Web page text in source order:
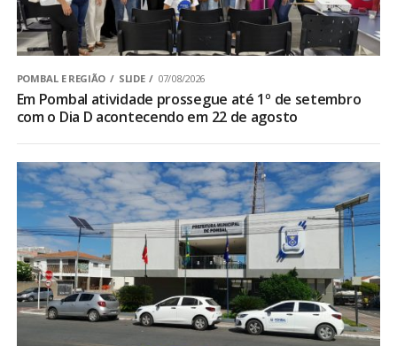
POMBAL E REGIÃO SLIDE 07/08/2026
Em Pombal atividade prossegue até 1º de setembro
com o Dia D acontecendo em 22 de agosto